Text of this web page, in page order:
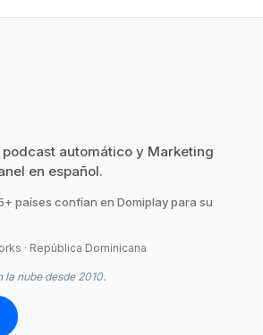
automático y Marketing
en español.
países confían en Domiplay para su
· República Dominicana
la nube desde 2010.